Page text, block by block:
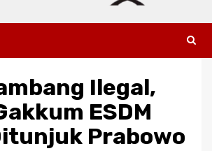
Ilegal,
ESDM
Prabowo